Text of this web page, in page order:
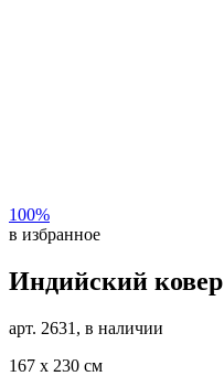
100%
в избранное
Индийский ковер
арт. 2631, в наличии
167 х 230 см